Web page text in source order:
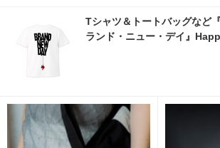
Tシャツ＆トートバッグなど
ランド・ニュー・デイ』